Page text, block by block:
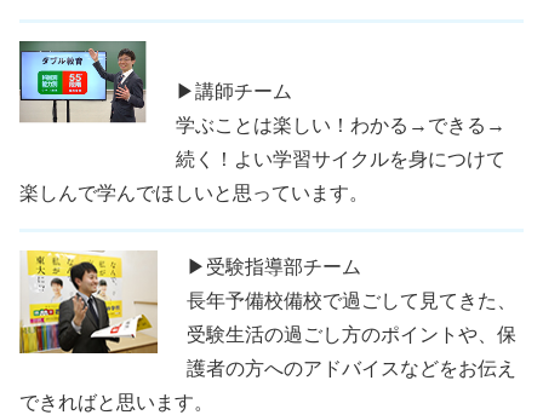
▶講師チーム
学ぶことは楽しい！わかる→できる→
続く！よい学習サイクルを身につけて
楽しんで学んでほしいと思っています。
▶受験指導部チーム
長年予備校備校で過ごして見てきた、
受験生活の過ごし方のポイントや、保
護者の方へのアドバイスなどをお伝え
できればと思います。